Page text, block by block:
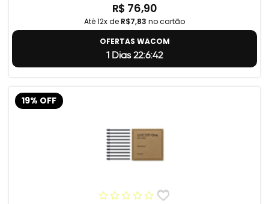
R$ 76,90
Até 12x de R$7,83 no cartão
OFERTAS WACOM
1 Dias 22:6:41
19% OFF